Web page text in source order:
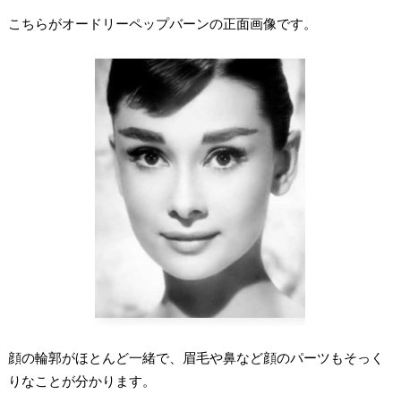
こちらがオードリーペップバーンの正面画像です。
顔の輪郭がほとんど一緒で、眉毛や鼻など顔のパーツもそっく
りなことが分かります。